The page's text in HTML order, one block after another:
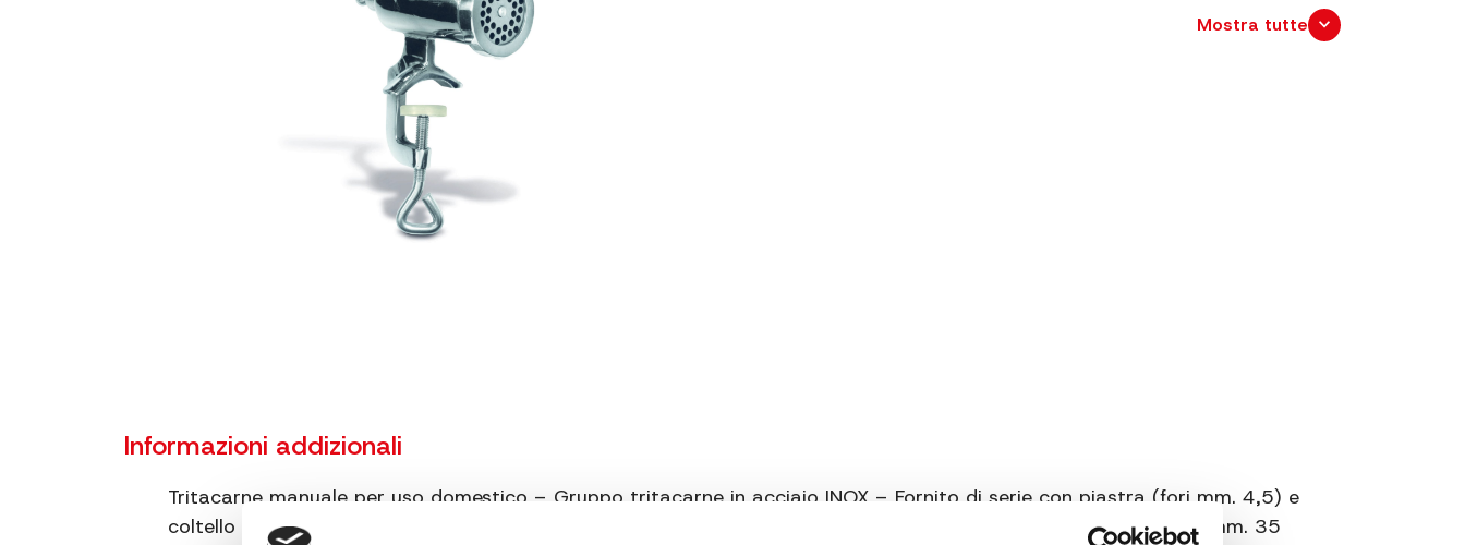
cm.25,5x21 x 27
Mostra tutte expand_more
Informazioni addizionali
Tritacarne manuale per uso domestico – Gruppo tritacarne in acciaio INOX – Fornito di serie con piastra (fori mm. 4,5) e
coltello in acciaio INOX – Manovella con fissaggio di sicurezza – Fissaggio a morsetto con escursione massima mm. 35